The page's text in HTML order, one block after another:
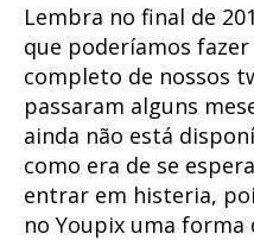
Lembra no final de
que poderíamos
completo de nossos
passaram alguns
ainda não está
como era de se
entrar em histeria,
no Youpix uma forma